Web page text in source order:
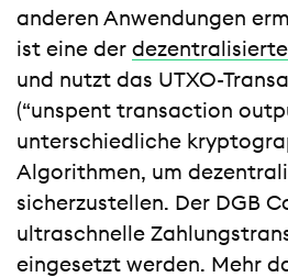
anderen Anwendungen
ist eine der
und nutzt das UTXO-
(“unspent transaction
unterschiedliche
Algorithmen, um
sicherzustellen. Der DGB
ultraschnelle
eingesetzt werden. Mehr